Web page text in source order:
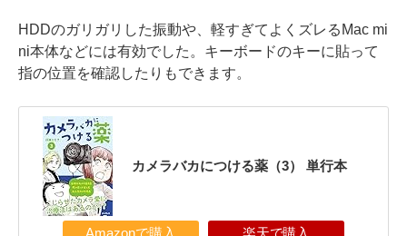
HDDのガリガリした振動や、軽すぎてよくズレるMac mi
ni本体などには有効でした。キーボードのキーに貼って
指の位置を確認したりもできます。
カメラバカにつける薬（3） 単行本
Amazonで購入 楽天で購入